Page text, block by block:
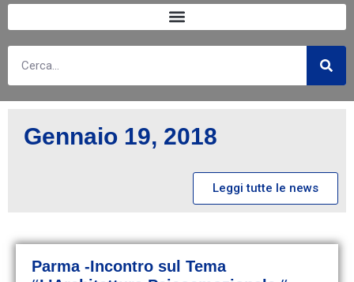
Gennaio 19, 2018
Leggi tutte le news
Parma -Incontro sul Tema